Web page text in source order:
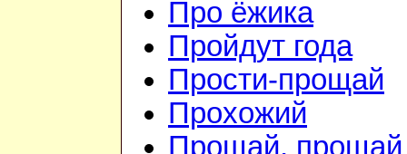
Про ёжика
Пройдут года
Прости-прощай
Прохожий
Прощай, прощай